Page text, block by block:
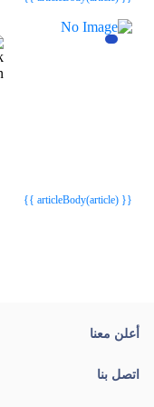
{{ articleBody(article) }}
أعلن معنا
اتصل بنا